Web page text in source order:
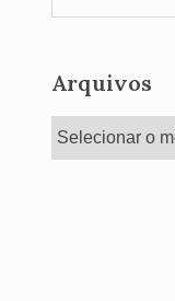
Arquivos
Arquivos